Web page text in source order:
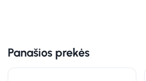
Panašios prekės